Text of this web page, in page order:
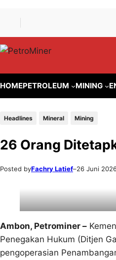
HOMEPETROLEUM MINING
Headlines Mineral Mining
26 Orang
Posted byFachry Latief–26 Juni
Ambon, Petrominer –
Penegakan Hukum (Ditjen
pengoperasian